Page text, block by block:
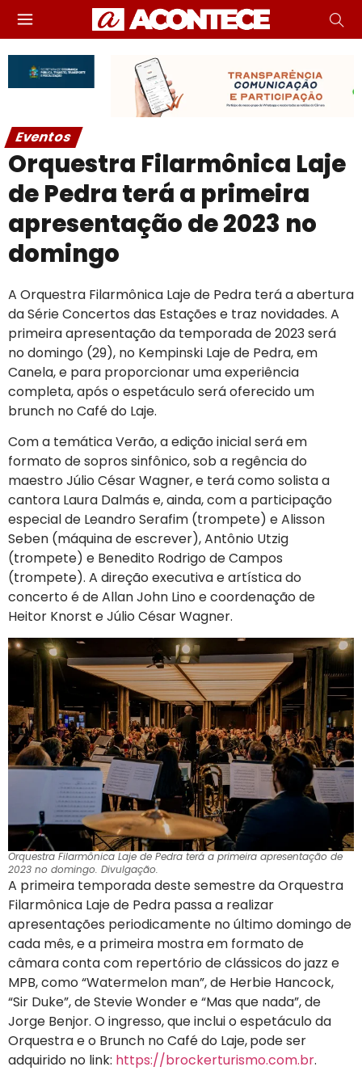
Eventos
Orquestra Filarmônica Laje
de Pedra terá a primeira
apresentação de 2023 no
domingo
A Orquestra Filarmônica Laje de Pedra terá a abertura
da Série Concertos das Estações e traz novidades. A
primeira apresentação da temporada de 2023 será
no domingo (29), no Kempinski Laje de Pedra, em
Canela, e para proporcionar uma experiência
completa, após o espetáculo será oferecido um
brunch no Café do Laje.
Com a temática Verão, a edição inicial será em
formato de sopros sinfônico, sob a regência do
maestro Júlio César Wagner, e terá como solista a
cantora Laura Dalmás e, ainda, com a participação
especial de Leandro Serafim (trompete) e Alisson
Seben (máquina de escrever), Antônio Utzig
(trompete) e Benedito Rodrigo de Campos
(trompete). A direção executiva e artística do
concerto é de Allan John Lino e coordenação de
Heitor Knorst e Júlio César Wagner.
Orquestra Filarmônica Laje de Pedra terá a primeira apresentação de
2023 no domingo. Divulgação.
A primeira temporada deste semestre da Orquestra
Filarmônica Laje de Pedra passa a realizar
apresentações periodicamente no último domingo de
cada mês, e a primeira mostra em formato de
câmara conta com repertório de clássicos do jazz e
MPB, como “Watermelon man”, de Herbie Hancock,
“Sir Duke”, de Stevie Wonder e “Mas que nada”, de
Jorge Benjor. O ingresso, que inclui o espetáculo da
Orquestra e o Brunch no Café do Laje,pode ser
adquirido no link: https://brockerturismo.com.br.